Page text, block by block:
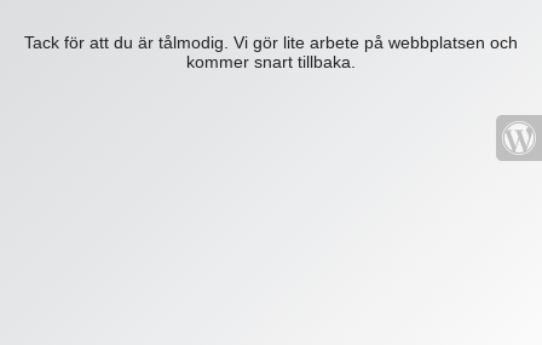
Tack för att du är tålmodig. Vi gör lite arbete på webbplatsen och
kommer snart tillbaka.